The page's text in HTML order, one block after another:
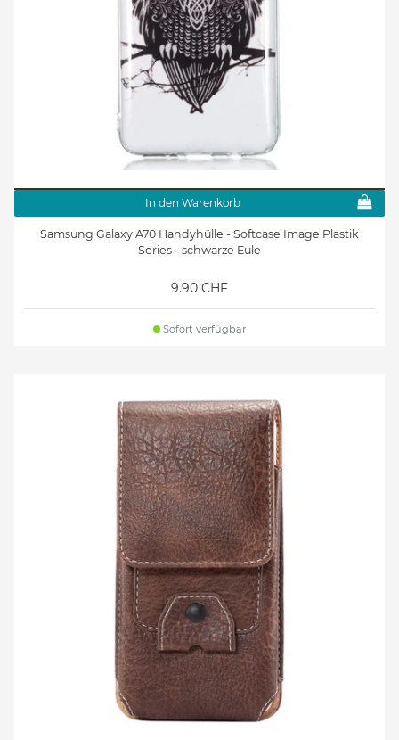
In den Warenkorb
Samsung Galaxy A70 Handyhülle - Softcase Image Plastik
Series - schwarze Eule
9.90 CHF
Sofort verfügbar